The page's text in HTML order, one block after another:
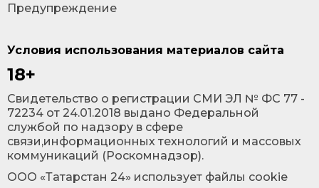
Условия использования материалов сайта
18+
Cвидетельство о регистрации СМИ ЭЛ № ФС 77 -
72234 от 24.01.2018 выдано Федеральной
службой по надзору в сфере
связи,информационных технологий и массовых
коммуникаций (Роскомнадзор).
ООО «Татарстан 24» использует файлы cookie
Предупреждение